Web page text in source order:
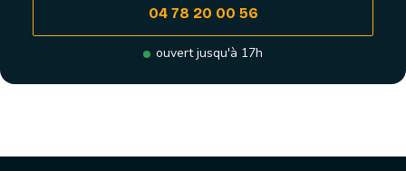
04 78 20 00 56
ouvert jusqu'à 17h